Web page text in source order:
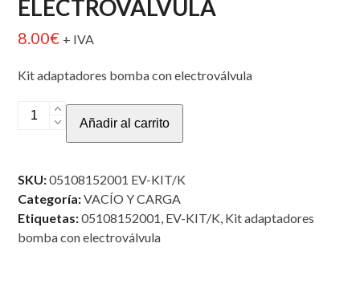
ELECTROVÁLVULA
8.00€ + IVA
Kit adaptadores bomba con electroválvula
KIT
ADAPTADORES
cantidad
Añadir al carrito
SKU:05108152001 EV-KIT/K
Categoría:VACÍO Y CARGA
Etiquetas:05108152001, EV-KIT/K, Kit adaptadores
bomba con electroválvula